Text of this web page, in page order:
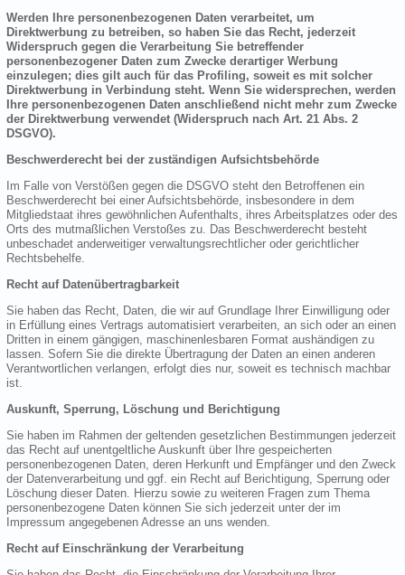
Werden Ihre personenbezogenen Daten verarbeitet, um
Direktwerbung zu betreiben, so haben Sie das Recht, jederzeit
Widerspruch gegen die Verarbeitung Sie betreffender
personenbezogener Daten zum Zwecke derartiger Werbung
einzulegen; dies gilt auch für das Profiling, soweit es mit solcher
Direktwerbung in Verbindung steht. Wenn Sie widersprechen, werden
Ihre personenbezogenen Daten anschließend nicht mehr zum Zwecke
der Direktwerbung verwendet (Widerspruch nach Art. 21 Abs. 2
DSGVO).
Beschwerderecht bei der zuständigen Aufsichtsbehörde
Im Falle von Verstößen gegen die DSGVO steht den Betroffenen ein
Beschwerderecht bei einer Aufsichtsbehörde, insbesondere in dem
Mitgliedstaat ihres gewöhnlichen Aufenthalts, ihres Arbeitsplatzes oder des
Orts des mutmaßlichen Verstoßes zu. Das Beschwerderecht besteht
unbeschadet anderweitiger verwaltungsrechtlicher oder gerichtlicher
Rechtsbehelfe.
Recht auf Datenübertragbarkeit
Sie haben das Recht, Daten, die wir auf Grundlage Ihrer Einwilligung oder
in Erfüllung eines Vertrags automatisiert verarbeiten, an sich oder an einen
Dritten in einem gängigen, maschinenlesbaren Format aushändigen zu
lassen. Sofern Sie die direkte Übertragung der Daten an einen anderen
Verantwortlichen verlangen, erfolgt dies nur, soweit es technisch machbar
ist.
Auskunft, Sperrung, Löschung und Berichtigung
Sie haben im Rahmen der geltenden gesetzlichen Bestimmungen jederzeit
das Recht auf unentgeltliche Auskunft über Ihre gespeicherten
personenbezogenen Daten, deren Herkunft und Empfänger und den Zweck
der Datenverarbeitung und ggf. ein Recht auf Berichtigung, Sperrung oder
Löschung dieser Daten. Hierzu sowie zu weiteren Fragen zum Thema
personenbezogene Daten können Sie sich jederzeit unter der im
Impressum angegebenen Adresse an uns wenden.
Recht auf Einschränkung der Verarbeitung